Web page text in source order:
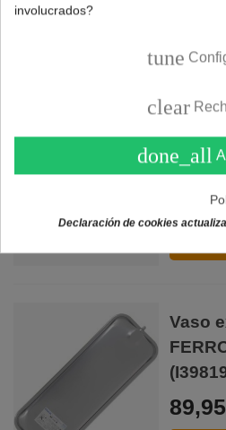
Vaso
Vaso
involucrados?
tune
clear
done_all
Declaración de cookies